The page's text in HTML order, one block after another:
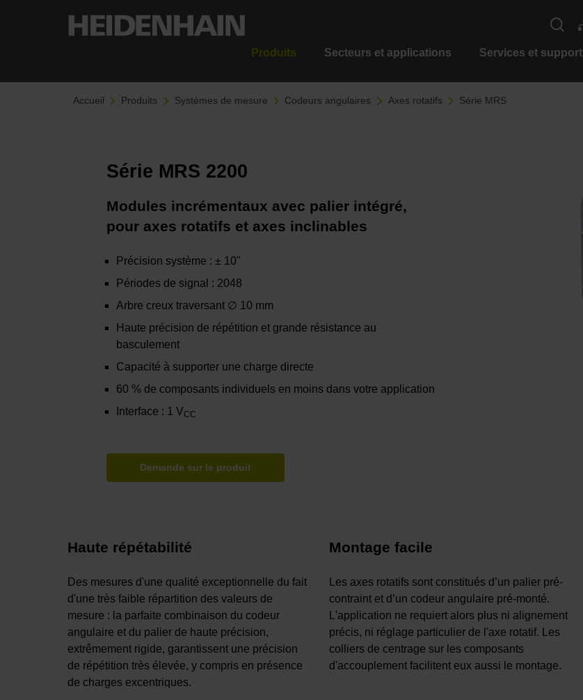
Produits Secteurs et applications Services et support
Accueil Produits Systèmes de mesure Codeurs angulaires Axes rotatifs Série MRS
Série MRS 2200
Modules incrémentaux avec palier intégré,
pour axes rotatifs et axes inclinables
Précision système : ± 10"
Périodes de signal : 2048
Arbre creux traversant ∅ 10 mm
Haute précision de répétition et grande résistance au
basculement
Capacité à supporter une charge directe
60 % de composants individuels en moins dans votre application
Interface : 1 VCC
Demande sur le produit
Haute répétabilité
Des mesures d'une qualité exceptionnelle du fait
d'une très faible répartition des valeurs de
mesure : la parfaite combinaison du codeur
angulaire et du palier de haute précision,
extrêmement rigide, garantissent une précision
de répétition très élevée, y compris en présence
de charges excentriques.
Montage facile
Les axes rotatifs sont constitués d’un palier pré-
contraint et d’un codeur angulaire pré-monté.
L'application ne requiert alors plus ni alignement
précis, ni réglage particulier de l'axe rotatif. Les
colliers de centrage sur les composants
d'accouplement facilitent eux aussi le montage.